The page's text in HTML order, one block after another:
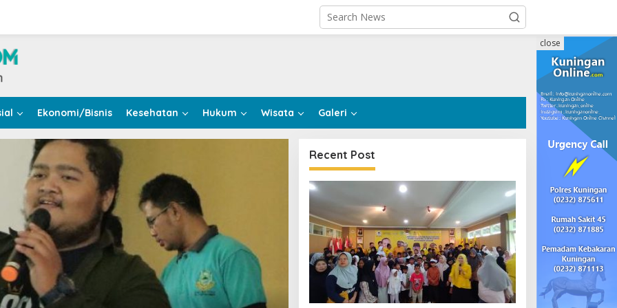
Ekonomi/Bisnis Kesehatan Hukum Wisata Galeri
close
Recent Post